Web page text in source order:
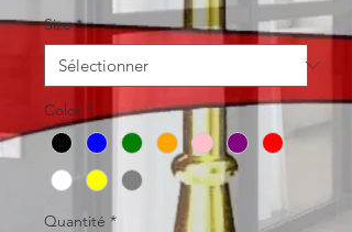
Size *
Color *
Quantité *